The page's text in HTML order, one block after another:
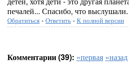
печалей... Спасибо, что выслушали.
Обратиться - Ответить - К полной версии
Комментарии (39): «первая «назад